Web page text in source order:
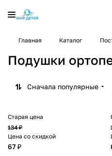
Главная Каталог
Подушки
Сначала популярные
Старая цена
134 ₽
Цена со скидкой
67 ₽